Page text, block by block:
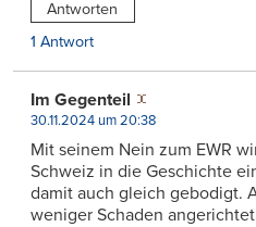
Antworten
1 Antwort
Im Gegenteil
30.11.2024 um 20:38
Mit seinem Nein zum EWR
Schweiz in die Geschichte
damit auch gleich gebodigt.
weniger Schaden